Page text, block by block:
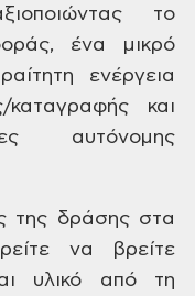
το
ένα
μικρό
ενέργεια
και
αυτόνομης
της δράσης στα
να βρείτε
υλικό από τη